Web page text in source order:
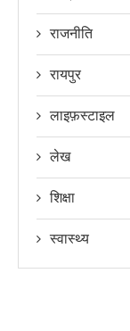
राजनीति
रायपुर
लाइफ़स्टाइल
लेख
शिक्षा
स्वास्थ्य